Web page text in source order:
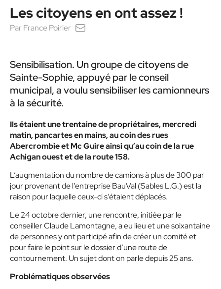
Les citoyens en ont assez !
Par France Poirier
Sensibilisation. Un groupe de citoyens de
Sainte-Sophie, appuyé par le conseil
municipal, a voulu sensibiliser les camionneurs
à la sécurité.
Ils étaient une trentaine de propriétaires, mercredi
matin, pancartes en mains, au coin des rues
Abercrombie et Mc Guire ainsi qu’au coin de la rue
Achigan ouest et de la route 158.
L’augmentation du nombre de camions à plus de 300 par
jour provenant de l’entreprise BauVal (Sables L.G.) est la
raison pour laquelle ceux-ci s’étaient déplacés.
Le 24 octobre dernier, une rencontre, initiée par le
conseiller Claude Lamontagne, a eu lieu et une soixantaine
de personnes y ont participé afin de créer un comité et
pour faire le point sur le dossier d’une route de
contournement. Un sujet dont on parle depuis 25 ans.
Problématiques observées